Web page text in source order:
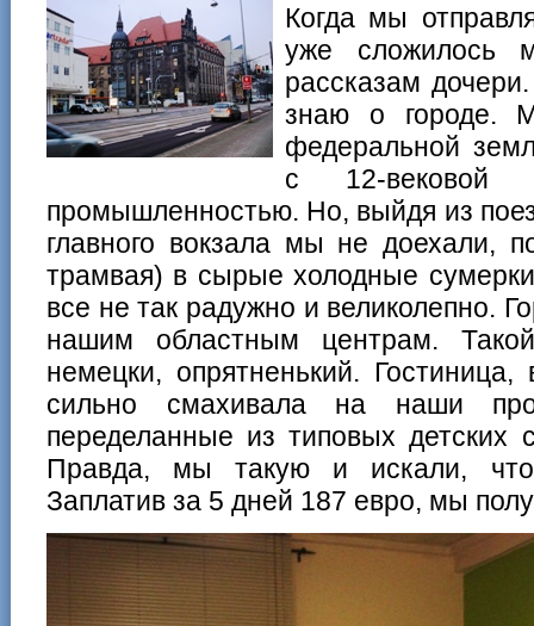
Когда мы
уже сложилось
рассказам
знаю о городе.
федеральной
с 12-вековой
промышленностью. Но, выйдя из
главного вокзала мы не доехали,
трамвая) в сырые холодные
все не так радужно и великолепно.
нашим областным центрам.
немецки, опрятненький.
сильно смахивала на наши
переделанные из типовых детских
Правда, мы такую и искали,
Заплатив за 5 дней 187 евро, мы